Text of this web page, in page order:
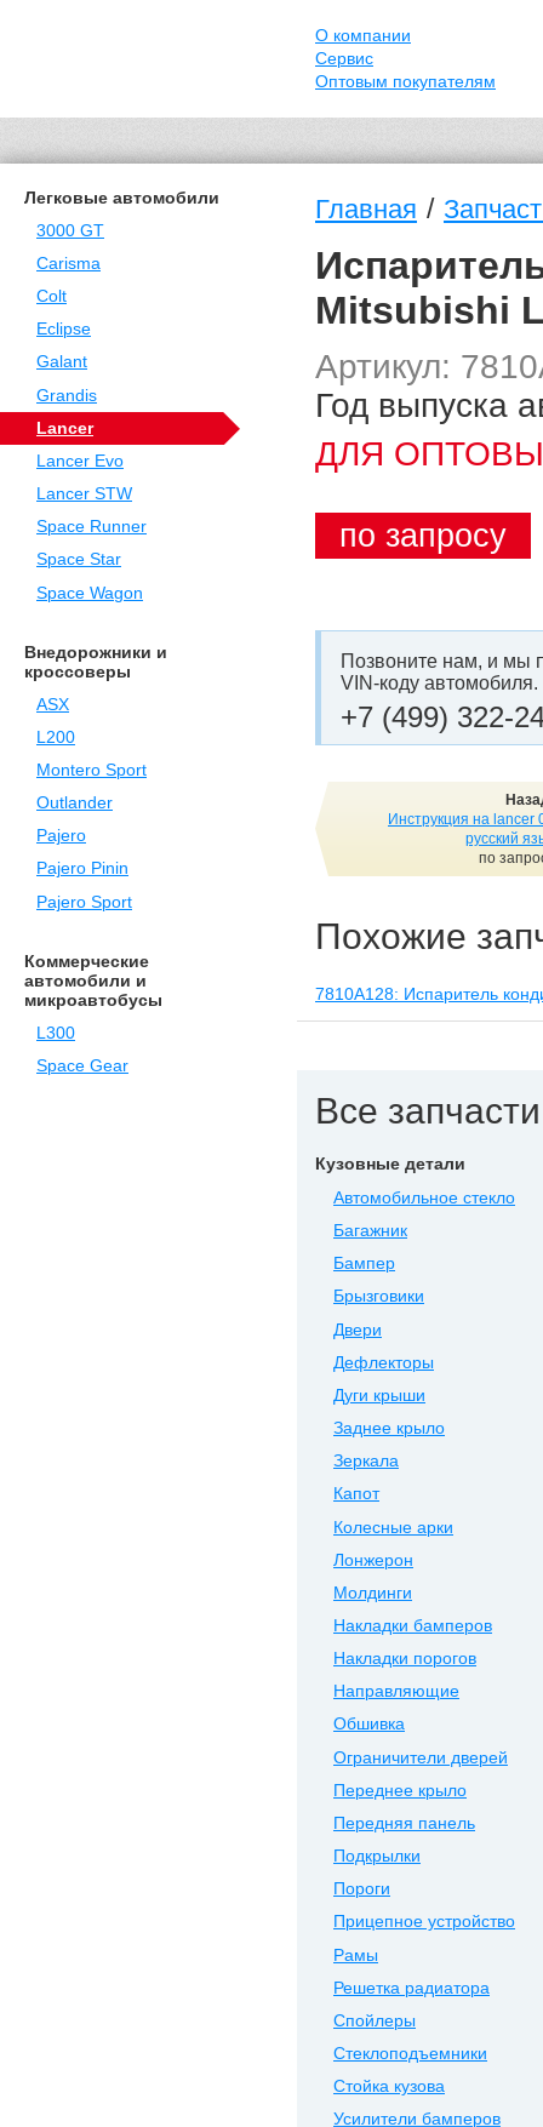
О компании
Сервис
Оптовым покупателям
Легковые автомобили
3000 GT
Carisma
Colt
Eclipse
Galant
Grandis
Lancer
Lancer Evo
Lancer STW
Space Runner
Space Star
Space Wagon
Внедорожники и
кроссоверы
ASX
L200
Montero Sport
Outlander
Pajero
Pajero Pinin
Pajero Sport
Коммерческие
автомобили и
микроавтобусы
L300
Space Gear
Главная /
Mitsubishi
Артикул:
Год выпуска
ДЛЯ
по запросу
Позвоните нам, и мы
VIN-коду автомобиля.
+7 (499) 322-
Инструкция на lancer
русский
по
Похожие
7810A128: Испаритель
Все
Кузовные детали
Автомобильное стекло
Багажник
Бампер
Брызговики
Двери
Дефлекторы
Дуги крыши
Заднее крыло
Зеркала
Капот
Колесные арки
Лонжерон
Молдинги
Накладки бамперов
Накладки порогов
Направляющие
Обшивка
Ограничители дверей
Переднее крыло
Передняя панель
Подкрылки
Пороги
Прицепное устройство
Рамы
Решетка радиатора
Спойлеры
Стеклоподъемники
Стойка кузова
Усилители бамперов